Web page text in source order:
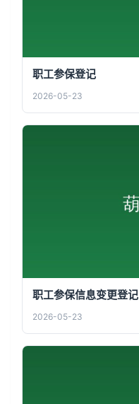
职工参保登记
2026-05-23
职工参保信息变更登记
2026-05-23